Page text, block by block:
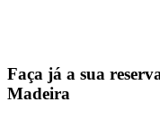
Faça já a sua
Madeira